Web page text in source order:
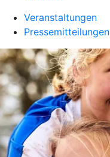
Veranstaltungen
Pressemitteilungen